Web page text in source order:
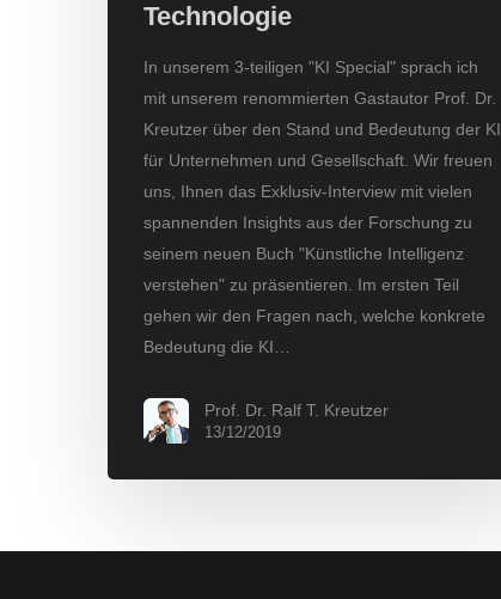
Technologie
In unserem 3-teiligen "KI Special" sprach ich
mit unserem renommierten Gastautor Prof. Dr.
Kreutzer über den Stand und Bedeutung der KI
für Unternehmen und Gesellschaft. Wir freuen
uns, Ihnen das Exklusiv-Interview mit vielen
spannenden Insights aus der Forschung zu
seinem neuen Buch "Künstliche Intelligenz
verstehen" zu präsentieren. Im ersten Teil
gehen wir den Fragen nach, welche konkrete
Bedeutung die KI…
Prof. Dr. Ralf T. Kreutzer
13/12/2019